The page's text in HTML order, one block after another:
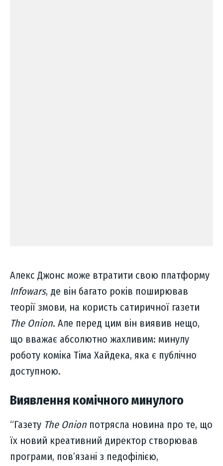
Алекс Джонс може втратити свою платформу
Infowars, де він багато років поширював
теорії змови, на користь сатиричної газети
The Onion. Але перед цим він виявив нещо,
що вважає абсолютно жахливим: минулу
роботу коміка Tіма Хайдека, яка є публічно
доступною.
Виявлення комічного минулого
“Газету The Onion потрясла новина про те, що
їх новий креативний директор створював
програми, пов’язані з педофілією,